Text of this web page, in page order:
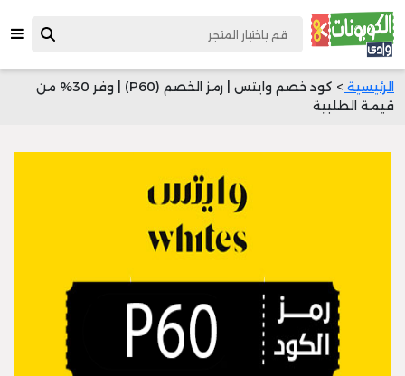
الرئيسية
> كود خصم وايتس | رمز الخصم (P60) | وفر 30% من
قيمة الطلبية